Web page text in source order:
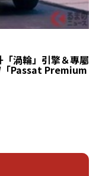
渦輪」引擎＆專屬
「Passat Premium